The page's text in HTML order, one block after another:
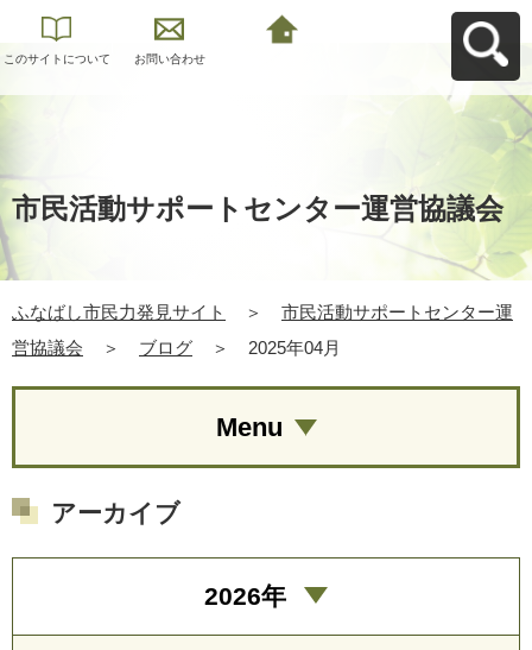
このサイトについて お問い合わせ
市民活動サポートセンター運営協議会
ふなばし市民力発見サイト ＞
市民活動サポートセンター運
営協議会
＞ ブログ ＞ 2025年04月
Menu
アーカイブ
2026年